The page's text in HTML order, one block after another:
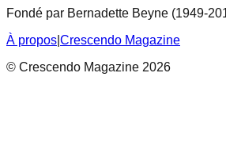
Fondé par Bernadette Beyne (1949-
À propos Crescendo Magazine
© Crescendo Magazine 2026